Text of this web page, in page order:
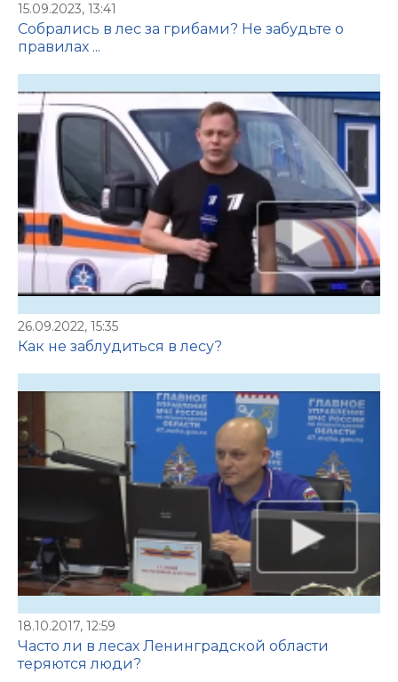
15.09.2023, 13:41
Собрались в лес за грибами? Не забудьте о
правилах ...
26.09.2022, 15:35
Как не заблудиться в лесу?
18.10.2017, 12:59
Часто ли в лесах Ленинградской области
теряются люди?